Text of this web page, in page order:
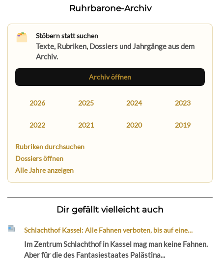
Ruhrbarone-Archiv
Stöbern statt suchen
Texte, Rubriken, Dossiers und Jahrgänge aus dem
Archiv.
Archiv öffnen
2026 2025 2024 2023
2022 2021 2020 2019
Rubriken durchsuchen
Dossiers öffnen
Alle Jahre anzeigen
Dir gefällt vielleicht auch
Schlachthof Kassel: Alle Fahnen verboten, bis auf eine…
Im Zentrum Schlachthof in Kassel mag man keine Fahnen.
Aber für die des Fantasiestaates Palästina...